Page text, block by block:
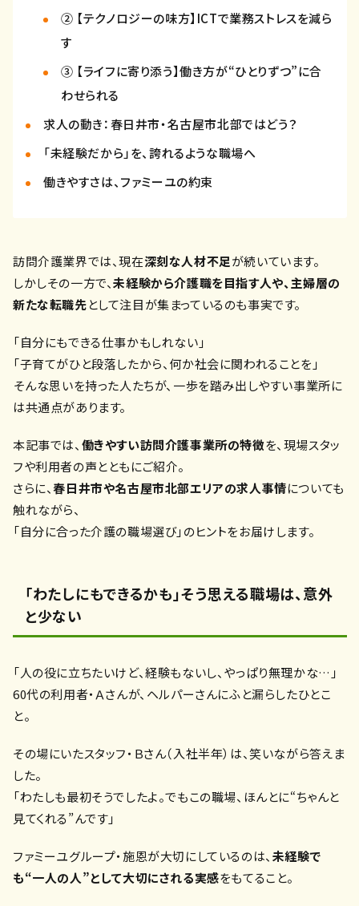
② 【テクノロジーの味方】ICTで業務ストレスを減ら
す
③ 【ライフに寄り添う】働き方が“ひとりずつ”に合
わせられる
求人の動き：春日井市・名古屋市北部ではどう？
「未経験だから」を、誇れるような職場へ
働きやすさは、ファミーユの約束
訪問介護業界では、現在深刻な人材不足が続いています。
しかしその一方で、未経験から介護職を目指す人や、主婦層の
新たな転職先として注目が集まっているのも事実です。
「自分にもできる仕事かもしれない」
「子育てがひと段落したから、何か社会に関われることを」
――そんな思いを持った人たちが、一歩を踏み出しやすい事業所に
は共通点があります。
本記事では、働きやすい訪問介護事業所の特徴を、現場スタッ
フや利用者の声とともにご紹介。
さらに、春日井市や名古屋市北部エリアの求人事情についても
触れながら、
「自分に合った介護の職場選び」のヒントをお届けします。
「わたしにもできるかも」――そう思える職場は、意外
と少ない
「人の役に立ちたいけど、経験もないし、やっぱり無理かな…」
60代の利用者・Ａさんが、ヘルパーさんにふと漏らしたひとこ
と。
その場にいたスタッフ・Ｂさん（入社半年）は、笑いながら答えま
した。
「わたしも最初そうでしたよ。でもこの職場、ほんとに“ちゃんと
見てくれる”んです」
ファミーユグループ・施恩が大切にしているのは、未経験で
も“一人の人”として大切にされる実感をもてること。